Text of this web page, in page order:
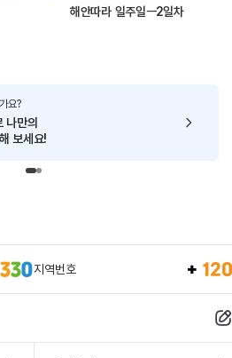
해안따라 일주일ㅡ2일차
요?
나만의
보세요!
지역번호